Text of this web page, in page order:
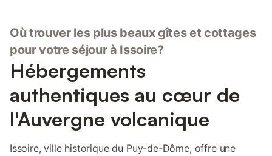
Où trouver les plus beaux gîtes et cottages
pour votre séjour à Issoire?
Hébergements
authentiques au cœur de
l'Auvergne volcanique
Issoire, ville historique du Puy-de-Dôme, offre une